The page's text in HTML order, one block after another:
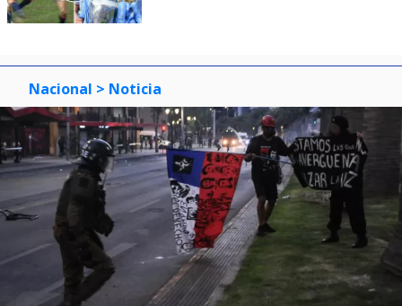
Nacional > Noticia